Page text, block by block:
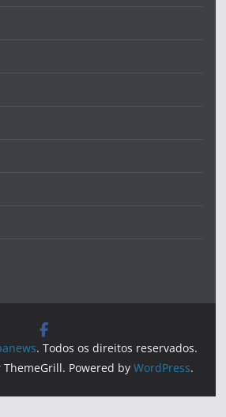
. Todos os direitos reservados.
ThemeGrill. Powered byWordPress.